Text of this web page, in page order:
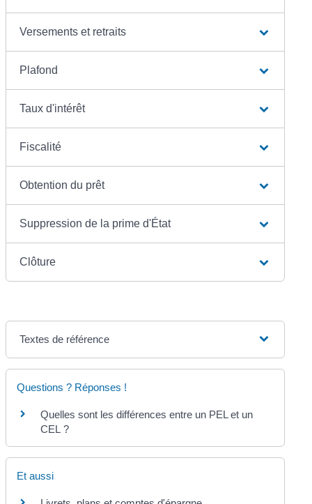
Versements et retraits
Plafond
Taux d'intérêt
Fiscalité
Obtention du prêt
Suppression de la prime d'État
Clôture
Textes de référence
Questions ? Réponses !
Quelles sont les différences entre un PEL et un
CEL ?
Et aussi